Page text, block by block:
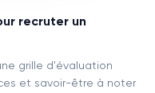
recruter un
grille d'évaluation
et savoir-être à noter